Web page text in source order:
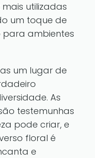
utilizadas
um toque de
para ambientes
um lugar de
As
testemunhas
pode criar, e
floral é
e